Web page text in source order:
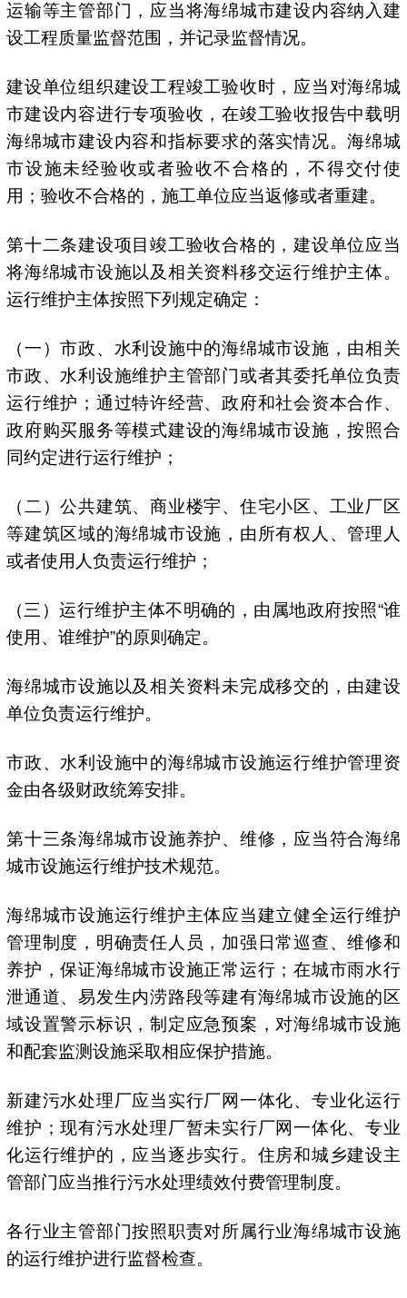
运输等主管部门，应当将海绵城市建设内容纳入建
设工程质量监督范围，并记录监督情况。
建设单位组织建设工程竣工验收时，应当对海绵城
市建设内容进行专项验收，在竣工验收报告中载明
海绵城市建设内容和指标要求的落实情况。海绵城
市设施未经验收或者验收不合格的，不得交付使
用；验收不合格的，施工单位应当返修或者重建。
第十二条建设项目竣工验收合格的，建设单位应当
将海绵城市设施以及相关资料移交运行维护主体。
运行维护主体按照下列规定确定：
（一）市政、水利设施中的海绵城市设施，由相关
市政、水利设施维护主管部门或者其委托单位负责
运行维护；通过特许经营、政府和社会资本合作、
政府购买服务等模式建设的海绵城市设施，按照合
同约定进行运行维护；
（二）公共建筑、商业楼宇、住宅小区、工业厂区
等建筑区域的海绵城市设施，由所有权人、管理人
或者使用人负责运行维护；
（三）运行维护主体不明确的，由属地政府按照“谁
使用、谁维护”的原则确定。
海绵城市设施以及相关资料未完成移交的，由建设
单位负责运行维护。
市政、水利设施中的海绵城市设施运行维护管理资
金由各级财政统筹安排。
第十三条海绵城市设施养护、维修，应当符合海绵
城市设施运行维护技术规范。
海绵城市设施运行维护主体应当建立健全运行维护
管理制度，明确责任人员，加强日常巡查、维修和
养护，保证海绵城市设施正常运行；在城市雨水行
泄通道、易发生内涝路段等建有海绵城市设施的区
域设置警示标识，制定应急预案，对海绵城市设施
和配套监测设施采取相应保护措施。
新建污水处理厂应当实行厂网一体化、专业化运行
维护；现有污水处理厂暂未实行厂网一体化、专业
化运行维护的，应当逐步实行。住房和城乡建设主
管部门应当推行污水处理绩效付费管理制度。
各行业主管部门按照职责对所属行业海绵城市设施
的运行维护进行监督检查。